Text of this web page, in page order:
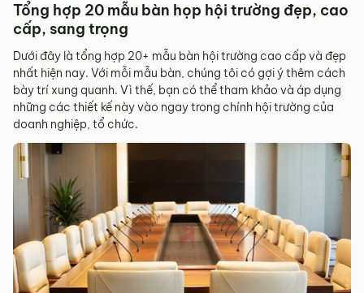
Tổng hợp 20 mẫu bàn họp hội trường đẹp, cao
cấp, sang trọng
Dưới đây là tổng hợp 20+ mẫu bàn hội trường cao cấp và đẹp
nhất hiện nay. Với mỗi mẫu bàn, chúng tôi có gợi ý thêm cách
bày trí xung quanh. Vì thế, bạn có thể tham khảo và áp dụng
những các thiết kế này vào ngay trong chính hội trường của
doanh nghiệp, tổ chức.